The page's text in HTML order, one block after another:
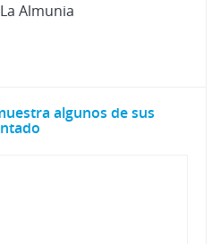
Almunia
algunos de sus